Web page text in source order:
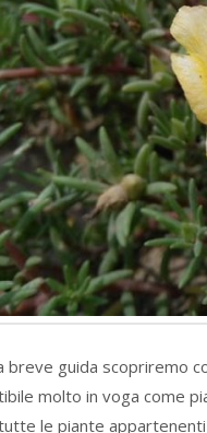
breve guida scopriremo
molto in voga come
le piante